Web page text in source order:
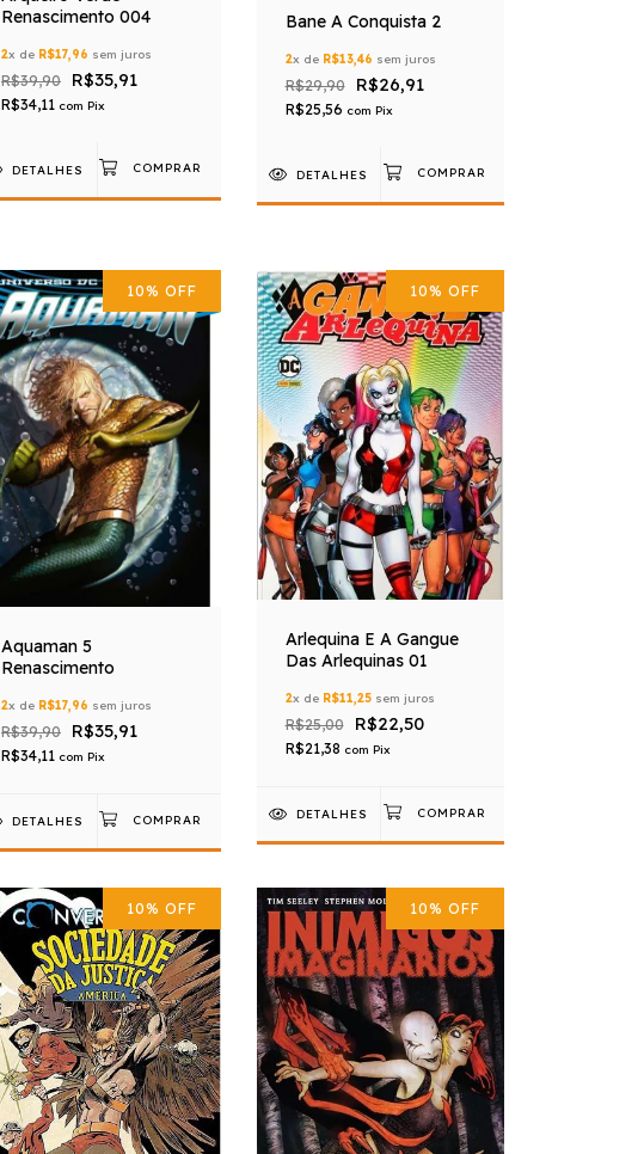
Renascimento 004
2x de R$17,96 sem juros
R$39,90 R$35,91
R$34,11 com Pix
DETALHES
Bane A Conquista 2
2x de R$13,46 sem juros
R$29,90 R$26,91
R$25,56 com Pix
DETALHES
10% OFF
Aquaman 5
Renascimento
2x de R$17,96 sem juros
R$39,90 R$35,91
R$34,11 com Pix
DETALHES
10% OFF
Arlequina E A Gangue
Das Arlequinas 01
2x de R$11,25sem juros
R$25,00 R$22,50
R$21,38 com Pix
DETALHES
10% OFF 10% OFF